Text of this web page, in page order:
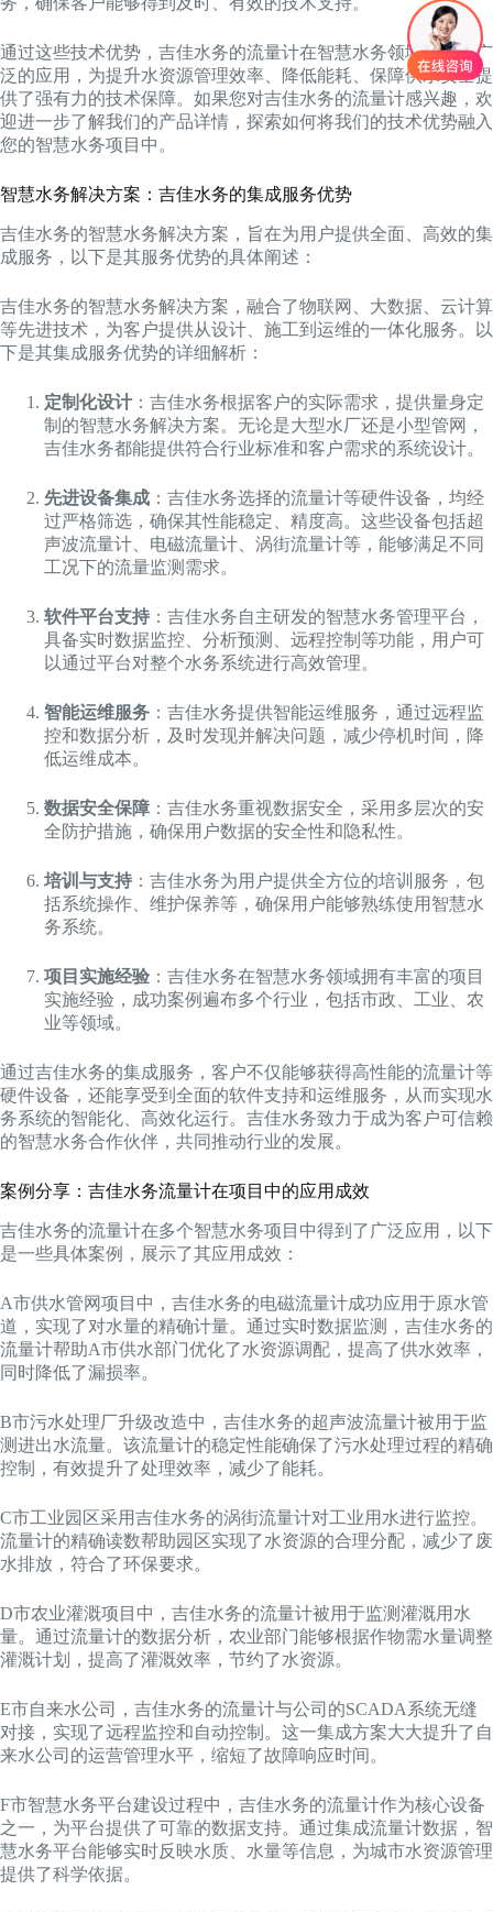
通过这些技术优势，吉佳水务的流量计在智慧水务领域得到了广
泛的应用，为提升水资源管理效率、降低能耗、保障供水安全提
供了强有力的技术保障。如果您对吉佳水务的流量计感兴趣，欢
迎进一步了解我们的产品详情，探索如何将我们的技术优势融入
您的智慧水务项目中。
智慧水务解决方案：吉佳水务的集成服务优势
吉佳水务的智慧水务解决方案，旨在为用户提供全面、高效的集
成服务，以下是其服务优势的具体阐述：
吉佳水务的智慧水务解决方案，融合了物联网、大数据、云计算
等先进技术，为客户提供从设计、施工到运维的一体化服务。以
下是其集成服务优势的详细解析：
定制化设计 ：吉佳水务根据客户的实际需求，提供量身定
制的智慧水务解决方案。无论是大型水厂还是小型管网，
吉佳水务都能提供符合行业标准和客户需求的系统设计。
先进设备集成 ：吉佳水务选择的流量计等硬件设备，均经
过严格筛选，确保其性能稳定、精度高。这些设备包括超
声波流量计、电磁流量计、涡街流量计等，能够满足不同
工况下的流量监测需求。
软件平台支持 ：吉佳水务自主研发的智慧水务管理平台，
具备实时数据监控、分析预测、远程控制等功能，用户可
以通过平台对整个水务系统进行高效管理。
智能运维服务 ：吉佳水务提供智能运维服务，通过远程监
控和数据分析，及时发现并解决问题，减少停机时间，降
低运维成本。
数据安全保障 ：吉佳水务重视数据安全，采用多层次的安
全防护措施，确保用户数据的安全性和隐私性。
培训与支持 ：吉佳水务为用户提供全方位的培训服务，包
括系统操作、维护保养等，确保用户能够熟练使用智慧水
务系统。
项目实施经验 ：吉佳水务在智慧水务领域拥有丰富的项目
实施经验，成功案例遍布多个行业，包括市政、工业、农
业等领域。
通过吉佳水务的集成服务，客户不仅能够获得高性能的流量计等
硬件设备，还能享受到全面的软件支持和运维服务，从而实现水
务系统的智能化、高效化运行。吉佳水务致力于成为客户可信赖
的智慧水务合作伙伴，共同推动行业的发展。
案例分享：吉佳水务流量计在项目中的应用成效
吉佳水务的流量计在多个智慧水务项目中得到了广泛应用，以下
是一些具体案例，展示了其应用成效：
A市供水管网项目中，吉佳水务的电磁流量计成功应用于原水管
道，实现了对水量的精确计量。通过实时数据监测，吉佳水务的
流量计帮助A市供水部门优化了水资源调配，提高了供水效率，
同时降低了漏损率。
B市污水处理厂升级改造中，吉佳水务的超声波流量计被用于监
测进出水流量。该流量计的稳定性能确保了污水处理过程的精确
控制，有效提升了处理效率，减少了能耗。
C市工业园区采用吉佳水务的涡街流量计对工业用水进行监控。
流量计的精确读数帮助园区实现了水资源的合理分配，减少了废
水排放，符合了环保要求。
D市农业灌溉项目中，吉佳水务的流量计被用于监测灌溉用水
量。通过流量计的数据分析，农业部门能够根据作物需水量调整
灌溉计划，提高了灌溉效率，节约了水资源。
E市自来水公司，吉佳水务的流量计与公司的SCADA系统无缝
对接，实现了远程监控和自动控制。这一集成方案大大提升了自
来水公司的运营管理水平，缩短了故障响应时间。
F市智慧水务平台建设过程中，吉佳水务的流量计作为核心设备
之一，为平台提供了可靠的数据支持。通过集成流量计数据，智
慧水务平台能够实时反映水质、水量等信息，为城市水资源管理
提供了科学依据。